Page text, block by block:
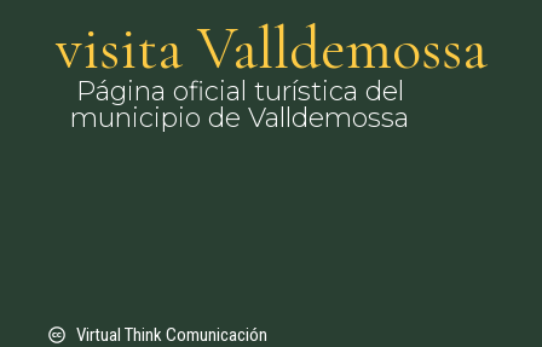
visita Valldemossa
Página oficial turística del
municipio de Valldemossa
Virtual Think Comunicación